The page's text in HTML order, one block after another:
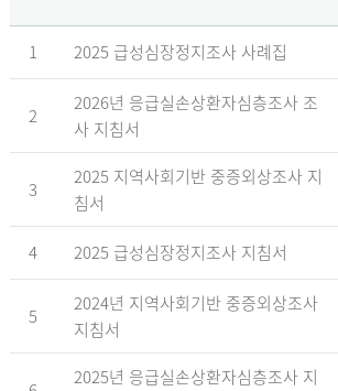
1 2025 급성심장정지조사 사례집
2
2026년 응급실손상환자심층조사 조
사 지침서
3
2025 지역사회기반 중증외상조사 지
침서
4 2025 급성심장정지조사 지침서
5
2024년 지역사회기반 중증외상조사
지침서
2025년 응급실손상환자심층조사 지